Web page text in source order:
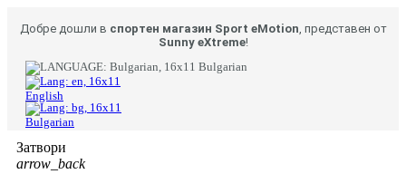
Добре дошли в спортен магазин Sport eMotion, представен от
Sunny eXtreme!
Bulgarian
English
Bulgarian
Затвори
arrow_back